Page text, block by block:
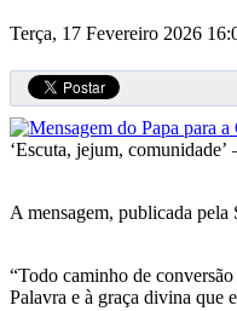
Terça, 17 Fevereiro 2026
‘Escuta, jejum,
A mensagem, publicada pela
“Todo caminho de
Palavra e à graça divina que